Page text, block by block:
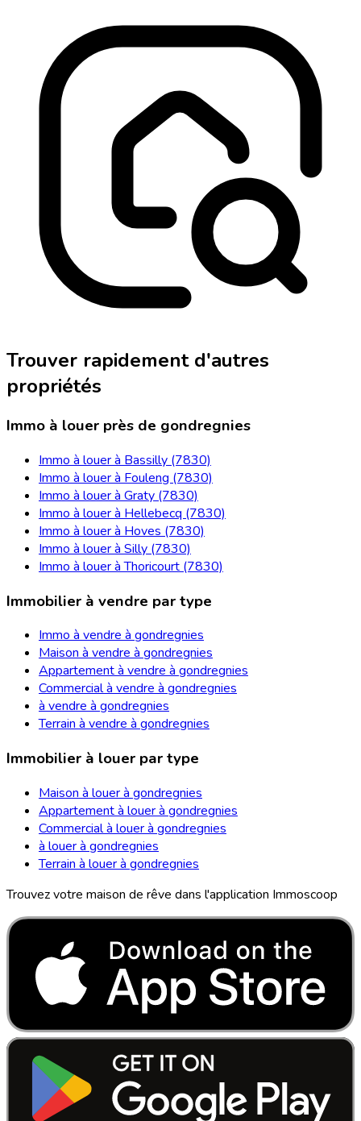
Trouver rapidement d'autres
propriétés
Immo à louer près de gondregnies
Immo à louer à Bassilly (7830)
Immo à louer à Fouleng (7830)
Immo à louer à Graty (7830)
Immo à louer à Hellebecq (7830)
Immo à louer à Hoves (7830)
Immo à louer à Silly (7830)
Immo à louer à Thoricourt (7830)
Immobilier à vendre par type
Immo à vendre à gondregnies
Maison à vendre à gondregnies
Appartement à vendre à gondregnies
Commercial à vendre à gondregnies
à vendre à gondregnies
Terrain à vendre à gondregnies
Immobilier à louer par type
Maison à louer à gondregnies
Appartement à louer à gondregnies
Commercial à louer à gondregnies
à louer à gondregnies
Terrain à louer à gondregnies
Trouvez votre maison de rêve dans l'application Immoscoop